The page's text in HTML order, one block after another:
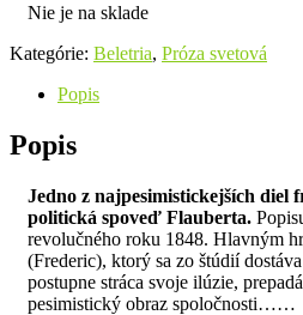
Nie je na sklade
Kategórie: Beletria, Próza svetová
Popis
Popis
Jedno z najpesimistickejších diel
politická spoveď Flauberta.
revolučného roku 1848. Hlavným
(Frederic), ktorý sa zo štúdií
postupne stráca svoje ilúzie,
pesimistický obraz spoločnosti……